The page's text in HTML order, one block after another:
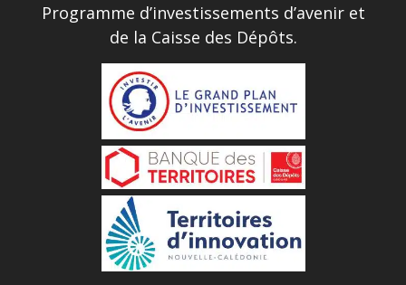
Programme d’investissements d’avenir et
de la Caisse des Dépôts.